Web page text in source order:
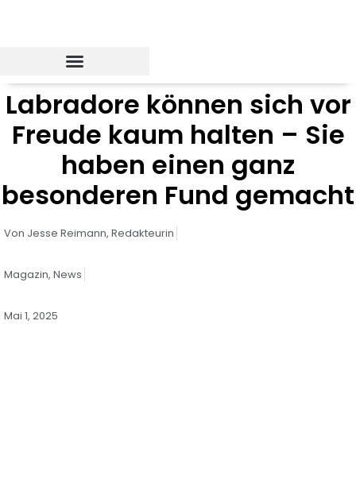
Labradore können sich vor
Freude kaum halten – Sie
haben einen ganz
besonderen Fund gemacht
Von Jesse Reimann, Redakteurin
Magazin, News
Mai 1, 2025